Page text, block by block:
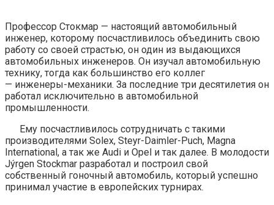
Профессор Стокмар — настоящий автомобильный
инженер, которому посчастливилось объединить свою
работу со своей страстью, он один из выдающихся
автомобильных инженеров. Он изучал автомобильную
технику, тогда как большинство его коллег
— инженеры-механики. За последние три десятилетия он
работал исключительно в автомобильной
промышленности.
Ему посчастливилось сотрудничать с такими
производителями Solex, Steyr-Daimler-Puch, Magna
International, а так же Audi и Opel и так далее. В молодости
Jýrgen Stockmar разработал и построил свой
собственный гоночный автомобиль, который успешно
принимал участие в европейских турнирах.